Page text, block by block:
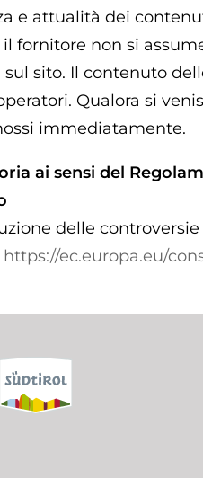
e attualità dei
fornitore non si
sito. Il contenuto
Qualora si
immediatamente.
ai sensi del
delle
https://ec.europa.eu/